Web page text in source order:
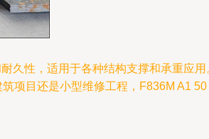
久性，适用于各种结构支撑和承重应
项目还是小型维修工程，F836M A1